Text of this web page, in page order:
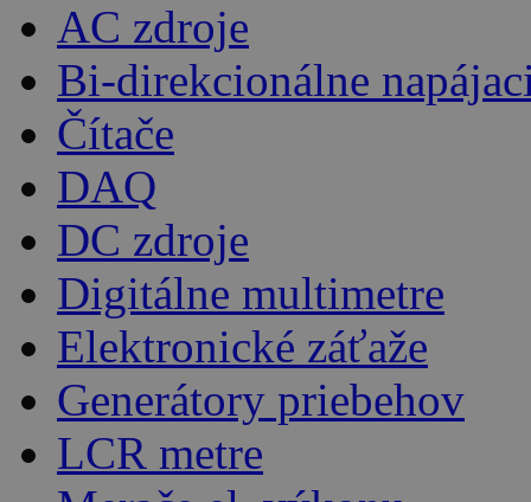
AC zdroje
Bi-direkcionálne
Čítače
DAQ
DC zdroje
Digitálne multimetre
Elektronické záťaže
Generátory priebehov
LCR metre